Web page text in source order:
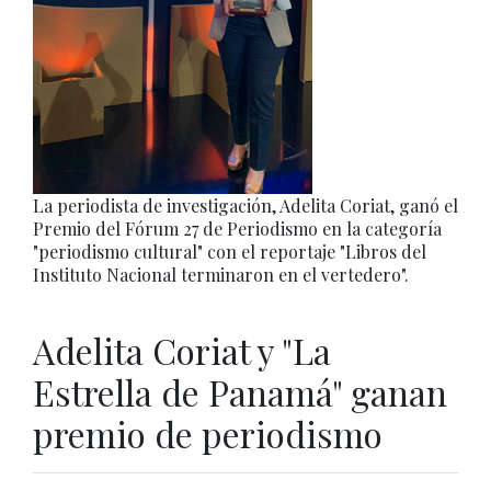
La periodista de investigación, Adelita Coriat, ganó el
Premio del Fórum 27 de Periodismo en la categoría
"periodismo cultural" con el reportaje "Libros del
Instituto Nacional terminaron en el vertedero".
Adelita Coriat y "La
Estrella de Panamá" ganan
premio de periodismo